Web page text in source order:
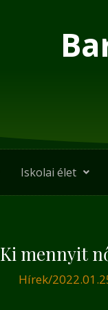
Iskolai élet
Ki mennyit
Hírek/